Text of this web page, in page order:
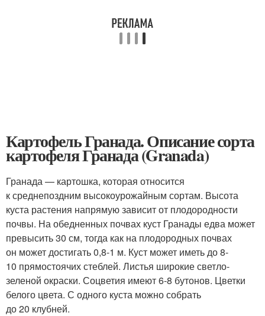
Картофель Гранада. Описание сорта
картофеля Гранада (Granada)
Гранада — картошка, которая относится
к среднепоздним высокоурожайным сортам. Высота
куста растения напрямую зависит от плодородности
почвы. На обедненных почвах куст Гранады едва может
превысить 30 см, тогда как на плодородных почвах
он может достигать 0,8-1 м. Куст может иметь до 8-
10 прямостоячих стеблей. Листья широкие светло-
зеленой окраски. Соцветия имеют 6-8 бутонов. Цветки
белого цвета. С одного куста можно собрать
до 20 клубней.